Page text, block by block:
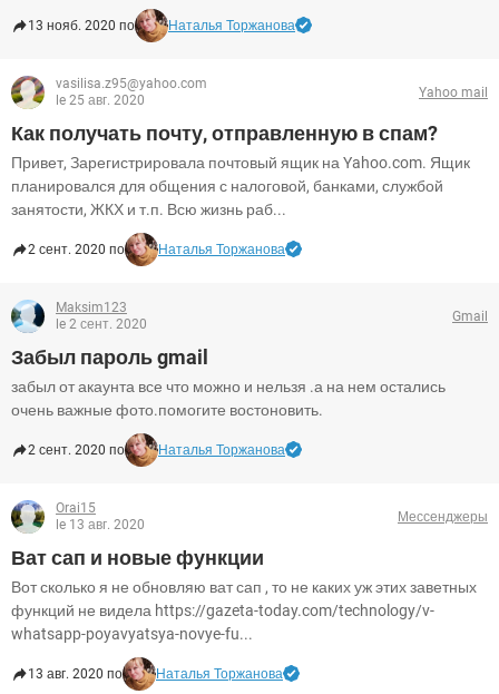
13 нояб. 2020 по Наталья Торжанова
vasilisa.z95@yahoo.com
le 25 авг. 2020
Yahoo mail
Как получать почту, отправленную в спам?
Привет, Зарегистрировала почтовый ящик на Yahoo.com. Ящик
планировался для общения с налоговой, банками, службой
занятости, ЖКХ и т.п. Всю жизнь раб...
2 сент. 2020 по Наталья Торжанова
Maksim123
le 2 сент. 2020
Gmail
Забыл пароль gmail
забыл от акаунта все что можно и нельзя .а на нем остались
очень важные фото.помогите востоновить.
2 сент. 2020 по Наталья Торжанова
Orai15
le 13 авг. 2020
Мессенджеры
Ват сап и новые функции
Вот сколько я не обновляю ват сап , то не каких уж этих заветных
функций не видела https://gazeta-today.com/technology/v-
whatsapp-poyavyatsya-novye-fu...
13 авг. 2020 по Наталья Торжанова